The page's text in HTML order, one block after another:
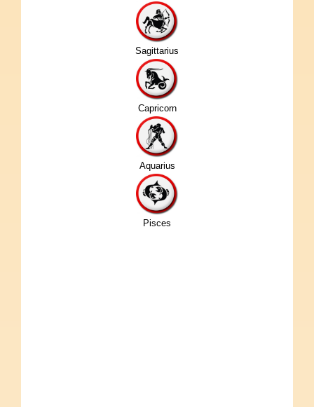
Sagittarius
Capricorn
Aquarius
Pisces